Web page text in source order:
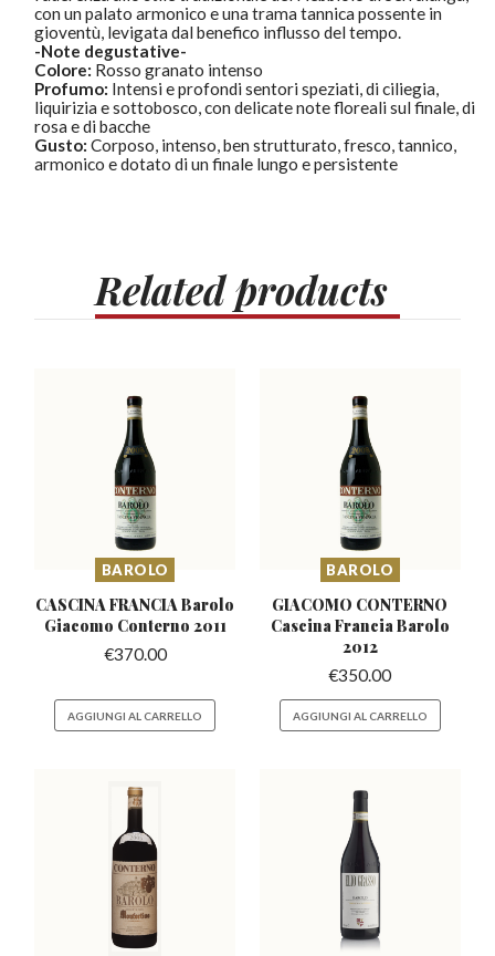
con un palato armonico e una trama tannica possente in
gioventù, levigata dal benefico influsso del tempo.
-Note degustative-
Colore: Rosso granato intenso
Profumo: Intensi e profondi sentori speziati, di ciliegia,
liquirizia e sottobosco, con delicate note floreali sul finale, di
rosa e di bacche
Gusto: Corposo, intenso, ben strutturato, fresco, tannico,
armonico e dotato di un finale lungo e persistente
Relatedproducts
BAROLO
CASCINA FRANCIA Barolo
Giacomo Conterno 2011
€370.00
AGGIUNGI AL CARRELLO
BAROLO
GIACOMO CONTERNO
Cascina Francia Barolo
2012
€350.00
AGGIUNGI AL CARRELLO